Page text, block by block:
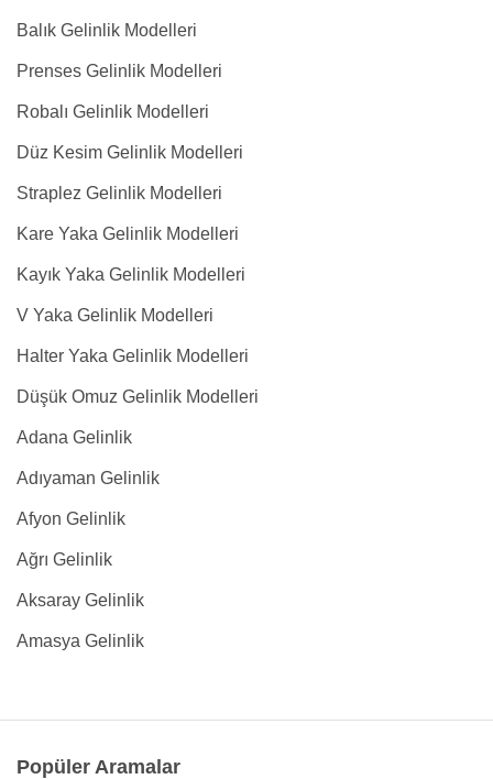
Balık Gelinlik Modelleri
Prenses Gelinlik Modelleri
Robalı Gelinlik Modelleri
Düz Kesim Gelinlik Modelleri
Straplez Gelinlik Modelleri
Kare Yaka Gelinlik Modelleri
Kayık Yaka Gelinlik Modelleri
V Yaka Gelinlik Modelleri
Halter Yaka Gelinlik Modelleri
Düşük Omuz Gelinlik Modelleri
Adana Gelinlik
Adıyaman Gelinlik
Afyon Gelinlik
Ağrı Gelinlik
Aksaray Gelinlik
Amasya Gelinlik
Popüler Aramalar